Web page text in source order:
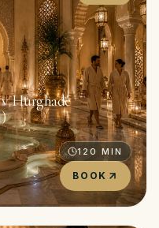
Hurghadě
120 MIN
BOOK